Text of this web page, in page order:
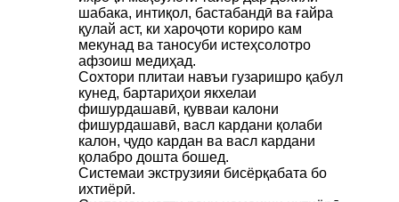
шабака, интиқол, бастабандӣ ва ғайра
қулай аст, ки хароҷоти кориро кам
мекунад ва таносуби истеҳсолотро
афзоиш медиҳад.
Сохтори плитаи навъи гузаришро қабул
кунед, бартариҳои якхелаи
фишурдашавӣ, қувваи калони
фишурдашавӣ, васл кардани қолаби
калон, ҷудо кардан ва васл кардани
қолабро дошта бошед.
Системаи экструзияи бисёрқабата бо
ихтиёрӣ.